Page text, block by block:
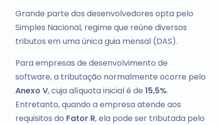
Grande parte dos desenvolvedores opta pelo
Simples Nacional, regime que reúne diversos
tributos em uma única guia mensal (DAS).
Para empresas de desenvolvimento de
software, a tributação normalmente ocorre pelo
Anexo V, cuja alíquota inicial é de 15,5%.
Entretanto, quando a empresa atende aos
requisitos do Fator R, ela pode ser tributada pelo